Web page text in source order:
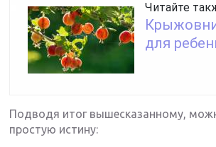
Читайте
для
Подводя итог вышесказанному,
простую истину: